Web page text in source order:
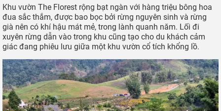
Khu vườn The Florest rộng bạt ngàn với hàng triệu bông hoa
đua sắc thắm, được bao bọc bởi rừng nguyên sinh và rừng
già nên có khí hậu mát mẻ, trong lành quanh năm. Lối đi
xuyên rừng dẫn vào trong khu cũng tạo cho du khách cảm
giác đang phiêu lưu giữa một khu vườn cổ tích khổng lồ.